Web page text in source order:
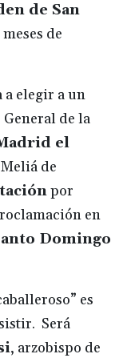
de San
de
a elegir a un
de la
el
de
por
en
Domingo
es
Será
, arzobispo de